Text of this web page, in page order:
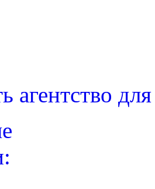
агентство